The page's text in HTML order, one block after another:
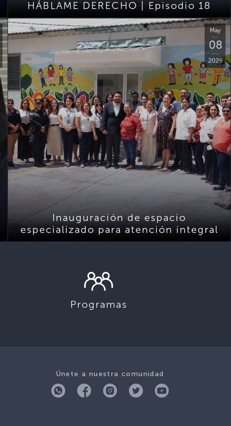
HÁBLAME DERECHO | Episodio 18
May
08
2026
Inauguración de espacio
especializado para atención integral
Programas
Únete a nuestra comunidad